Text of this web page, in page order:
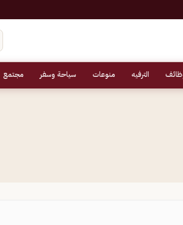
الترفيه منوعات سياحة وسفر مجتمع